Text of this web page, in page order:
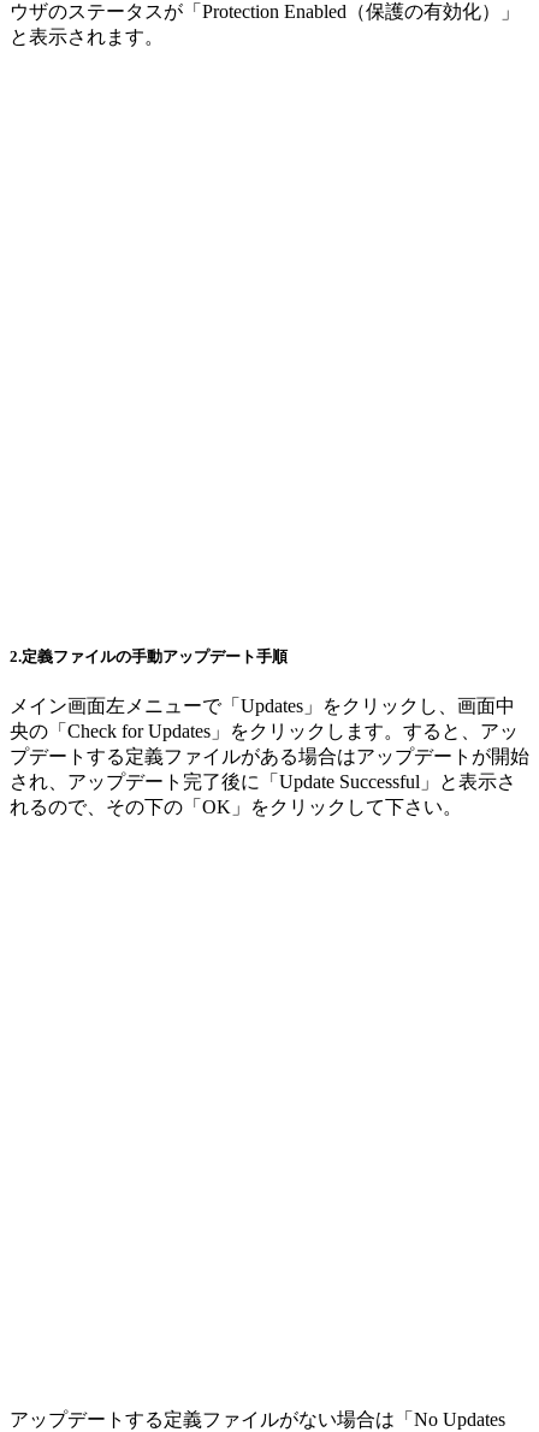
ウザのステータスが「Protection Enabled（保護の有効化）」
と表示されます。
2.定義ファイルの手動アップデート手順
メイン画面左メニューで「Updates」をクリックし、画面中
央の「Check for Updates」をクリックします。すると、アッ
プデートする定義ファイルがある場合はアップデートが開始
され、アップデート完了後に「Update Successful」と表示さ
れるので、その下の「OK」をクリックして下さい。
アップデートする定義ファイルがない場合は「No Updates